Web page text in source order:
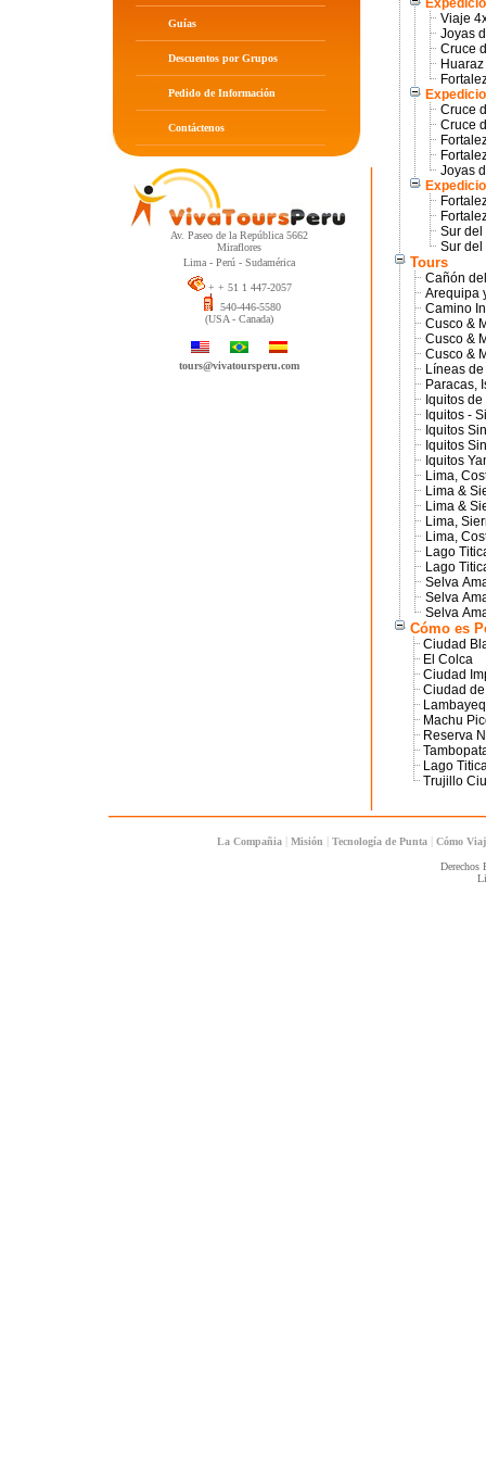
Guías
Descuentos por Grupos
Pedido de Información
Contáctenos
Av. Paseo de la República 5662
Miraflores
Lima - Perú - Sudamérica
+ + 51 1 447-2057
540-446-5580
(USA - Canada)
tours@vivatoursperu.com
Viaje
Joyas
Cruce
Cruce
Cruce
Joyas
Sur del
Sur del
Tours
Cañón
Arequipa
Camino
Cusco &
Cusco &
Cusco &
Líneas
Paracas,
Iquitos
Iquitos -
Iquitos
Iquitos
Iquitos
Lima,
Lima &
Lima &
Lima,
Lima,
Lago
Lago
Selva
Selva
Selva
Cómo es
Ciudad
El Colca
Ciudad
Ciudad
Machu
Reserva
Lago
Trujillo
La Compañia | Misión | Tecnología de Punta | Cómo
Derechos